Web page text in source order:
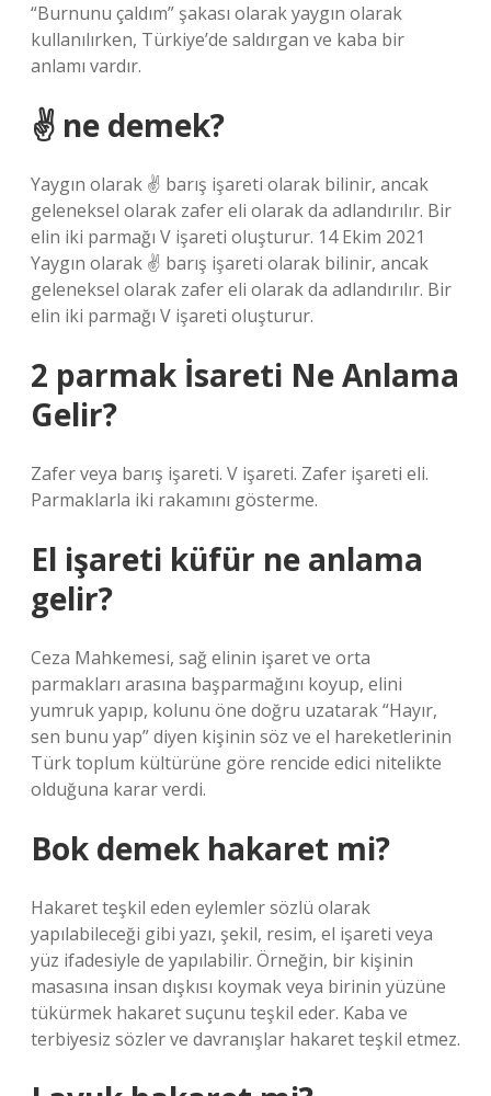
“Burnunu çaldım” şakası olarak yaygın olarak
kullanılırken, Türkiye’de saldırgan ve kaba bir
anlamı vardır.
✌ ne demek?
Yaygın olarak ✌️ barış işareti olarak bilinir, ancak
geleneksel olarak zafer eli olarak da adlandırılır. Bir
elin iki parmağı V işareti oluşturur. 14 Ekim 2021
Yaygın olarak ✌️ barış işareti olarak bilinir, ancak
geleneksel olarak zafer eli olarak da adlandırılır. Bir
elin iki parmağı V işareti oluşturur.
2 parmak İsareti Ne Anlama
Gelir?
Zafer veya barış işareti. V işareti. Zafer işareti eli.
Parmaklarla iki rakamını gösterme.
El işareti küfür ne anlama
gelir?
Ceza Mahkemesi, sağ elinin işaret ve orta
parmakları arasına başparmağını koyup, elini
yumruk yapıp, kolunu öne doğru uzatarak “Hayır,
sen bunu yap” diyen kişinin söz ve el hareketlerinin
Türk toplum kültürüne göre rencide edici nitelikte
olduğuna karar verdi.
Bok demek hakaret mi?
Hakaret teşkil eden eylemler sözlü olarak
yapılabileceği gibi yazı, şekil, resim, el işareti veya
yüz ifadesiyle de yapılabilir. Örneğin, bir kişinin
masasına insan dışkısı koymak veya birinin yüzüne
tükürmek hakaret suçunu teşkil eder. Kaba ve
terbiyesiz sözler ve davranışlar hakaret teşkil etmez.